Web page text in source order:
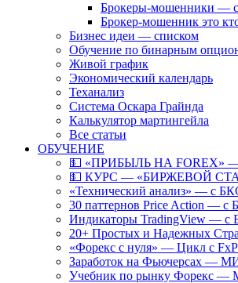
Брокеры-мошенники —
Брокер-мошенник это
Бизнес идеи — списком
Обучение по бинарным
Живой график
Экономический календарь
Теханализ
Система Оскара Грайнда
Калькулятор мартингейла
Все статьи
ОБУЧЕНИЕ
💵 «ПРИБЫЛЬ НА FOREX»
💵 КУРС — «БИРЖЕВОЙ
«Технический анализ» — с
30 паттернов Price Action — с
Индикаторы TradingView — с
20+ Простых и Надежных
«Форекс с нуля» — Цикл с
Заработок на Фьючерсах —
Учебник по рынку Форекс